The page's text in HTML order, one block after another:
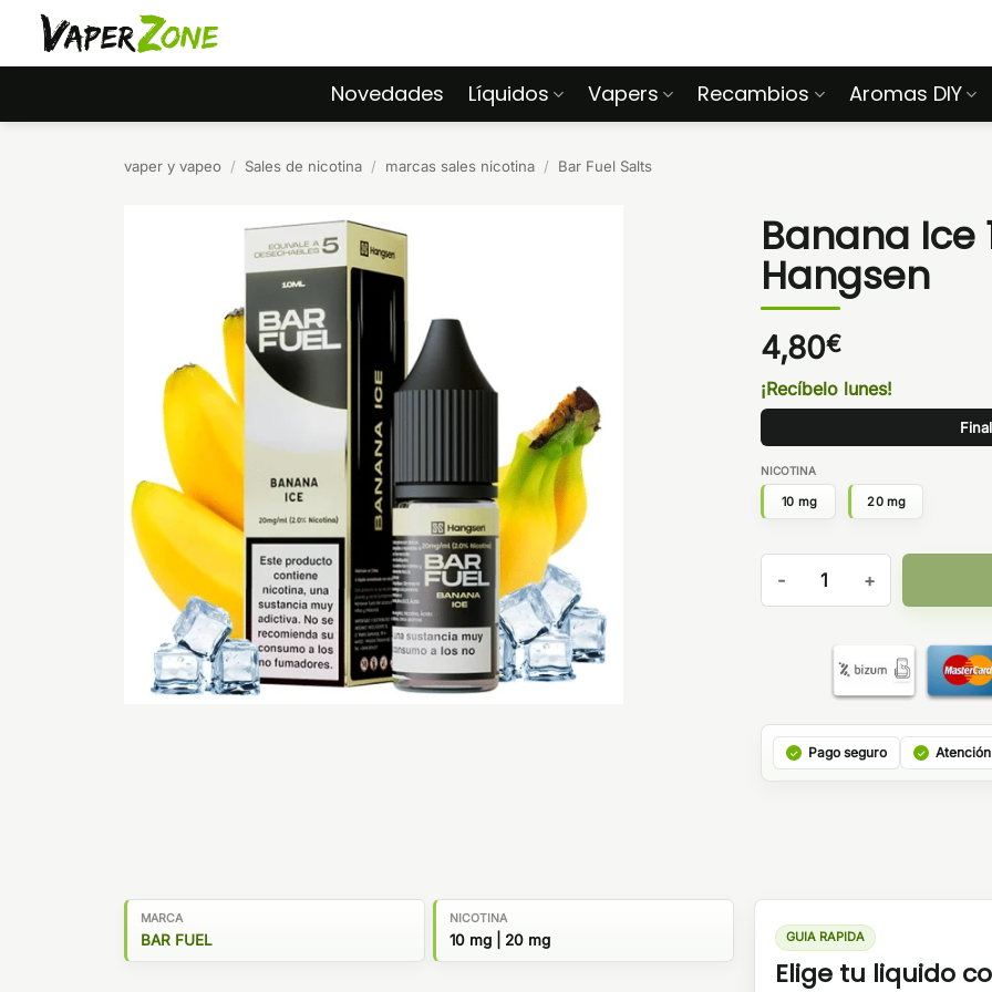
Saltar
contenido
Novedades Líquidos Vapers Recambios Aromas DIY
vaper y vapeo / Sales de nicotina / marcas sales nicotina / Bar Fuel Salts
Banana Ice
Hangsen
4,80€
¡Recíbelo lunes!
NICOTINA
10 mg 20 mg
Banana Ice 10ml - Bar Fuel
Pago seguro
MARCA
BAR FUEL
NICOTINA
10 mg | 20 mg GUIA RAPIDA
Elige tu liquido